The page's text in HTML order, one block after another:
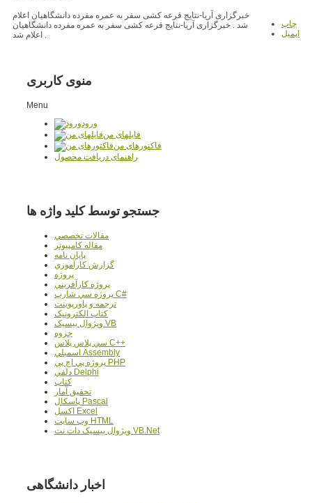
چاپ
ایمیل
خبرگزاری آریا-نتایج قرعه کشی سفر به عمره مفرده دانشگاهیان اعلام
شد . خبرگزاری آریا-نتایج قرعه کشی سفر به عمره مفرده دانشگاهیان
اعلام شد .
منوی کاربری
Menu
ورود
فایلهای من
فاکتورهای من
راهنمای دریافت محصول
جستجو توسط کلید واژه ها
مقالات تخصصي
مقاله کامپیوتر
پایان نامه
گزارش کارآموزي
پروژه
پروژه کارآفريني
پروژه سي شارپ C#
ترجمه و پاورپوينت
کتاب الکترونيک
ويژوال بيسيک VB
جزوه
سي پلاس پلاس C++
اسمبلي Assembly
پروژه پي اچ پي PHP
دلفي Delphi
کتاب
تحقيق آمار
پاسکال Pascal
اکسل Excel
وب سايت HTML
ويژوال بيسيک دات نت VB.Net
اخبار دانشگاهی